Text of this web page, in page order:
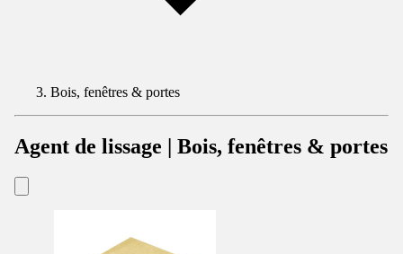
Bois, fenêtres & portes
Agent de lissage | Bois, fenêtres & portes